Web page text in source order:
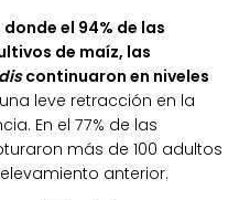
donde el 94% de las
de maíz, las
continuaron en niveles
leve retracción en la
En el 77% de las
más de 100 adultos
anterior.